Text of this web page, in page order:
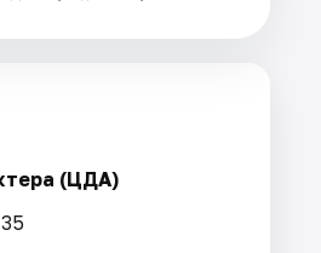
(ЦДА)